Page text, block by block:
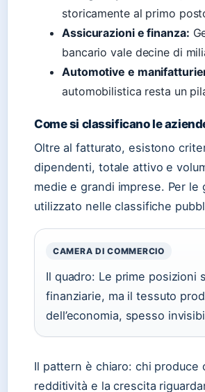
storicamente al primo
Assicurazioni e finanza:
bancario vale decine di
Automotive e
automobilistica resta un
Come si classificano le
Oltre al fatturato, esistono
dipendenti, totale attivo e
medie e grandi imprese. Per
utilizzato nelle classifiche
CAMERA DI COMMERCIO
Il quadro: Le prime posizioni
finanziarie, ma il tessuto
dell’economia, spesso
Il pattern è chiaro: chi produce
redditività e la crescita